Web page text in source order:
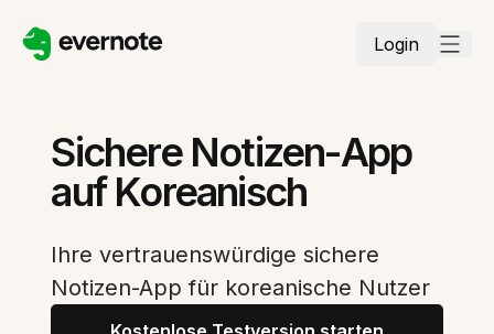
Login
Sichere Notizen-App
auf Koreanisch
Ihre vertrauenswürdige sichere
Notizen-App für koreanische Nutzer